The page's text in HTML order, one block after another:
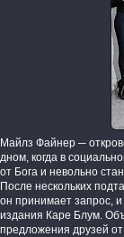
Майлз Файнер ─
дном, когда в
от Бога и невольно
После нескольких
он принимает запрос, и
издания Каре Блум.
предложения друзей